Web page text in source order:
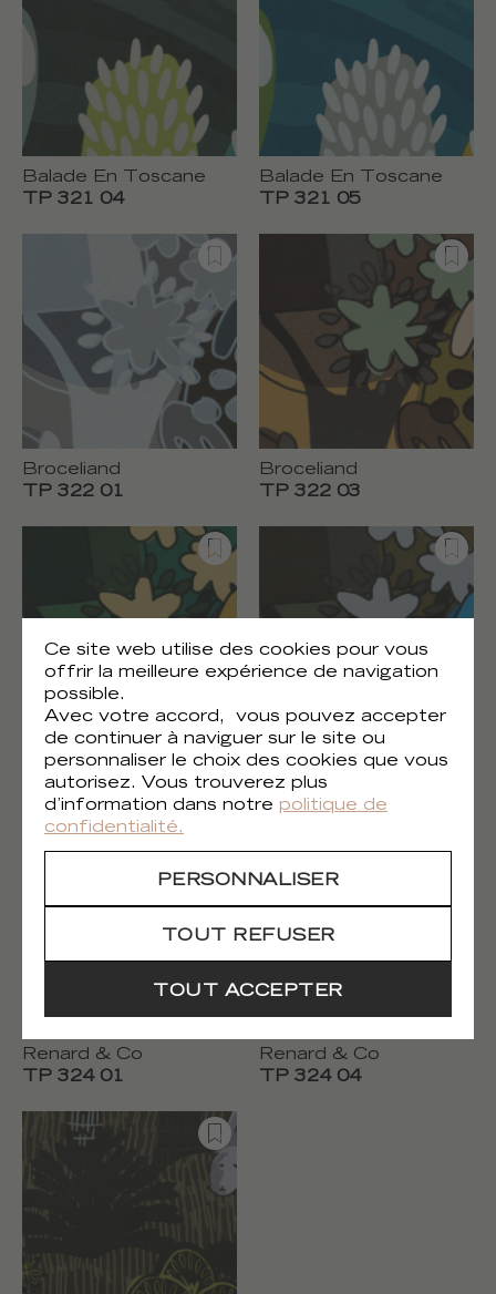
Balade En Toscane
TP 321 04
Balade En Toscane
TP 321 05
Broceliand
TP 322 01
Broceliand
TP 322 03
Broceliand
TP 322 04
Broceliand
TP 322 05
Renard & Co
TP 324 01
Renard & Co
TP 324 04
Ce site web utilise des cookies pour vous
offrir la meilleure expérience de navigation
possible.
Avec votre accord, vous pouvez accepter
de continuer à naviguer sur le site ou
personnaliser le choix des cookies que vous
autorisez. Vous trouverez plus
d’information dans notre politique de
confidentialité.
PERSONNALISER
TOUT REFUSER
TOUT ACCEPTER